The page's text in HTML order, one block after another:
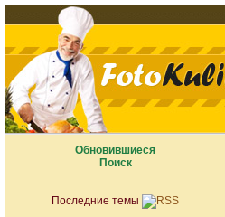
Обновившиеся
Поиск
Последние темы